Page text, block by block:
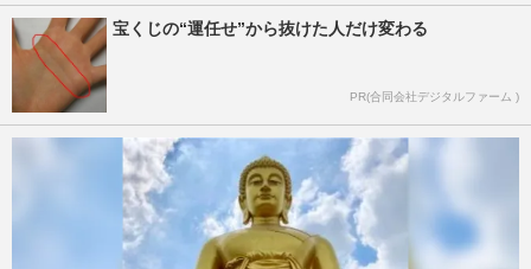
宝くじの“運任せ”から抜けた人だけ変わる
PR(合同会社デジタルファーム )